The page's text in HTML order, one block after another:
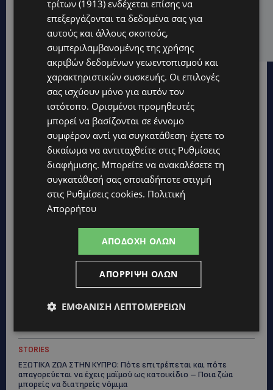
UPDATES
ΤΡΟΧΑΙΟ ΣΤΗΝ ΛΕΥΚΩΣΙΑ: Χειροπέδες και στη σύζυγο
του 27χρονου – Φέρεται να παραπλάνησε την
Αστυνομία
ΤΑΣΟΣ ΧΑΤΖΗΓΙΟΒΑΝΗΣ: Η συγκλονιστική ιστορία του
STORIES
ΕΞΩΤΙΚΑ ΖΩΑ ΣΤΗΝ ΚΥΠΡΟ: Πότε επιτρέπεται και πότε
απαγορεύεται να έχεις μαϊμού ως κατοικίδιο – Ποια ζώα
μπορείς να διατηρείς νόμιμα
τρίτων (1913) ενδέχεται επίσης να
επεξεργάζονται τα δεδομένα σας για
αυτούς και άλλους σκοπούς,
συμπεριλαμβανομένης της χρήσης
ακριβών δεδομένων γεωεντοπισμού και
χαρακτηριστικών συσκευής. Οι επιλογές
σας ισχύουν μόνο για αυτόν τον
ιστότοπο. Ορισμένοι προμηθευτές
μπορεί να βασίζονται σε έννομο
συμφέρον αντί για συγκατάθεση· έχετε το
δικαίωμα να αντιταχθείτε στις Ρυθμίσεις
διαφήμισης. Μπορείτε να ανακαλέσετε τη
συγκατάθεσή σας οποιαδήποτε στιγμή
στις Ρυθμίσεις cookies. Πολιτική
Απορρήτου
ΑΠΟΔΟΧΉ ΌΛΩΝ
ΑΠΌΡΡΙΨΗ ΌΛΩΝ
ΕΜΦΆΝΙΣΗ ΛΕΠΤΟΜΕΡΕΙΏΝ